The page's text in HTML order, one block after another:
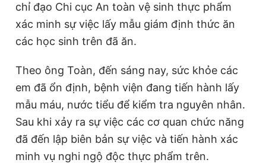
Giấy phép xuất bản số 110/GP - BTTTT cấp ngày 24.3.2020
© 2003-2026 Bản quyền thuộc về Báo Thanh Niên. Cấm sao
chép dưới mọi hình thức nếu không có sự chấp thuận bằng văn
bản. Phát triển bởi ePi Technologies, JSC.
chỉ đạo Chi cục An toàn vệ sinh thực phẩm
xác minh sự việc lấy mẫu giám định thức ăn
các học sinh trên đã ăn.
Theo ông Toàn, đến sáng nay, sức khỏe các
em đã ổn định, bệnh viện đang tiến hành lấy
mẫu máu, nước tiểu để kiểm tra nguyên nhân.
Sau khi xảy ra sự việc các cơ quan chức năng
đã đến lập biên bản sự việc và tiến hành xác
minh vụ nghi ngộ độc thực phẩm trên.